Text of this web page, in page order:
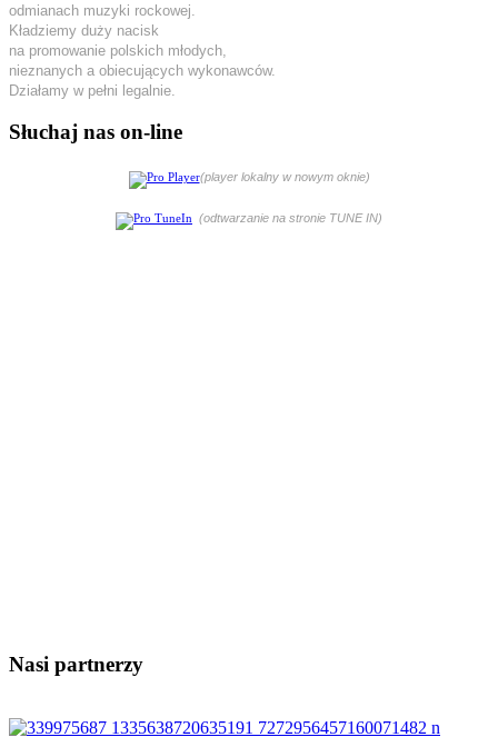
odmianach muzyki rockowej.
Kładziemy duży nacisk
na promowanie polskich młodych,
nieznanych a obiecujących wykonawców.
Działamy w pełni legalnie.
Słuchaj nas on-line
(player lokalny w nowym oknie)
(odtwarzanie na stronie TUNE IN)
Nasi partnerzy